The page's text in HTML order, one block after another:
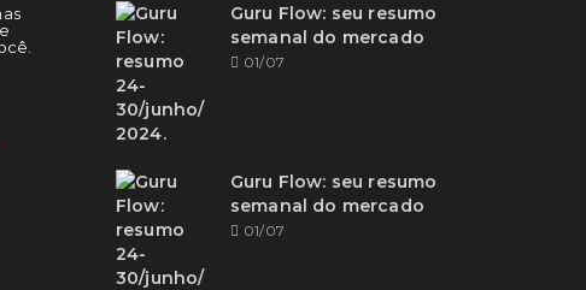
Guru Flow: seu resumo
semanal do mercado
01/07
Guru Flow: seu resumo
semanal do mercado
01/07